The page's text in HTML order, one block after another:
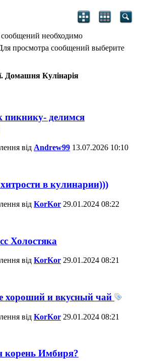
необходимо
просмотра сообщений выберите
Домашня Кулінарія
пикнику- делимся
від Andrew99 13.07.2026 10:10
в кулинарии)))
від KorKor 29.01.2024 08:22
Холостяка
від KorKor 29.01.2024 08:21
хороший и вкусный чай
від KorKor 29.01.2024 08:21
корень Имбиря?